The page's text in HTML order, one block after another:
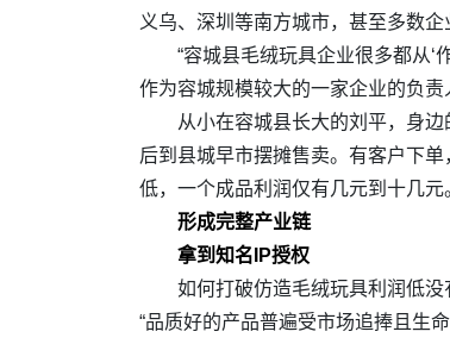
义乌、深圳等南方城市，甚至多数
“容城县毛绒玩具企业很多都从‘
作为容城规模较大的一家企业的负
从小在容城县长大的刘平，身
后到县城早市摆摊售卖。有客户下
低，一个成品利润仅有几元到十几元
形成完整产业链
拿到知名IP授权
如何打破仿造毛绒玩具利润低没
“品质好的产品普遍受市场追捧且生